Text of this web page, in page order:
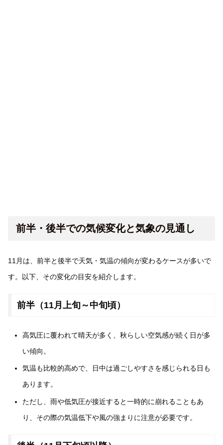
前半・後半での気候変化と気象の見通し
11月は、前半と後半で天気・気温の傾向が変わるケースが多いで
す。以下、その変化の目安を紹介します。
前半（11月上旬～中旬頃）
高気圧に覆われて晴天が多く、秋らしい空気感が続く日が多
い傾向。
気温も比較的高めで、日中は過ごしやすさを感じられる日も
あります。
ただし、雨や低気圧が接近すると一時的に崩れることもあ
り、その際の気温低下や風の強まりに注意が必要です。